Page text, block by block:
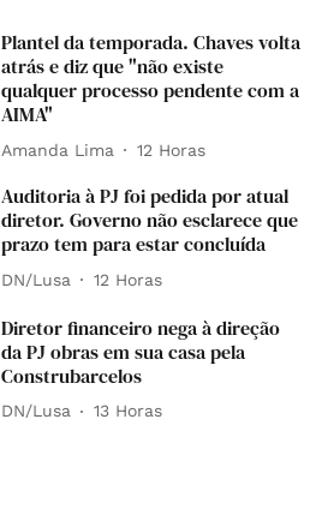
Plantel da temporada. Chaves volta
atrás e diz que "não existe
qualquer processo pendente com a
AIMA"
Amanda Lima 12 Horas
Auditoria à PJ foi pedida por atual
diretor. Governo não esclarece que
prazo tem para estar concluída
DN/Lusa 12 Horas
Diretor financeiro nega à direção
da PJ obras em sua casa pela
Construbarcelos
DN/Lusa 13 Horas